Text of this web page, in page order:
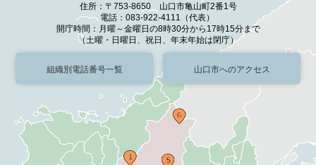
住所：〒753-8650 山口市亀山町2番1号
電話：083-922-4111（代表）
開庁時間：月曜～金曜日の8時30分から17時15分まで
（土曜・日曜日、祝日、年末年始は閉庁）
組織別電話番号一覧 山口市へのアクセス